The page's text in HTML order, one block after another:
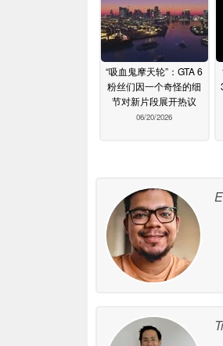
“吸血鬼摩天轮”：GTA 6
粉丝们因一个奇怪的细
节对新片段展开热议
06/20/2026